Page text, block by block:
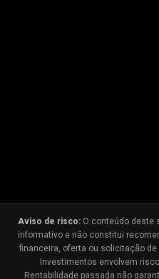
Aviso de risco:O conteúdo deste
informativo e não constitui
financeira, oferta ou solicitação
Investimentos envolvem
Rentabilidade passada não